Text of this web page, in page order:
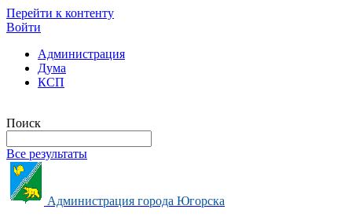
Перейти к контенту
Войти
Администрация
Дума
КСП
Поиск
Все результаты
Администрация города Югорска